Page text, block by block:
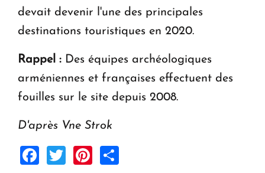
devait devenir l'une des principales
destinations touristiques en 2020.
Rappel : Des équipes archéologiques
arméniennes et françaises effectuent des
fouilles sur le site depuis 2008.
D'après Vne Strok
Facebook
TwitterPinterest